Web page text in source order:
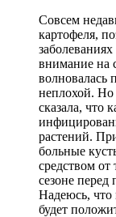
Совсем
картофеля,
внимание на
волновалась
неплохой. Но
сказала, что
растений.
больные
средством
сезоне перед
Надеюсь, что
будет